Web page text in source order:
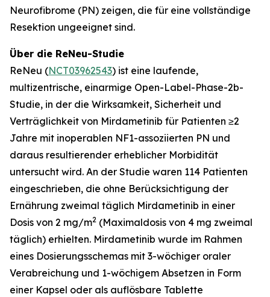
Neurofibrome (PN) zeigen, die für eine vollständige
Resektion ungeeignet sind.
Über die ReNeu-Studie
ReNeu (NCT03962543) ist eine laufende,
multizentrische, einarmige Open-Label-Phase-2b-
Studie, in der die Wirksamkeit, Sicherheit und
Verträglichkeit von Mirdametinib für Patienten ≥2
Jahre mit inoperablen NF1-assoziierten PN und
daraus resultierender erheblicher Morbidität
untersucht wird. An der Studie waren 114 Patienten
eingeschrieben, die ohne Berücksichtigung der
Ernährung zweimal täglich Mirdametinib in einer
Dosis von 2 mg/m2 (Maximaldosis von 4 mg zweimal
täglich) erhielten. Mirdametinib wurde im Rahmen
eines Dosierungsschemas mit 3-wöchiger oraler
Verabreichung und 1-wöchigem Absetzen in Form
einer Kapsel oder als auflösbare Tablette